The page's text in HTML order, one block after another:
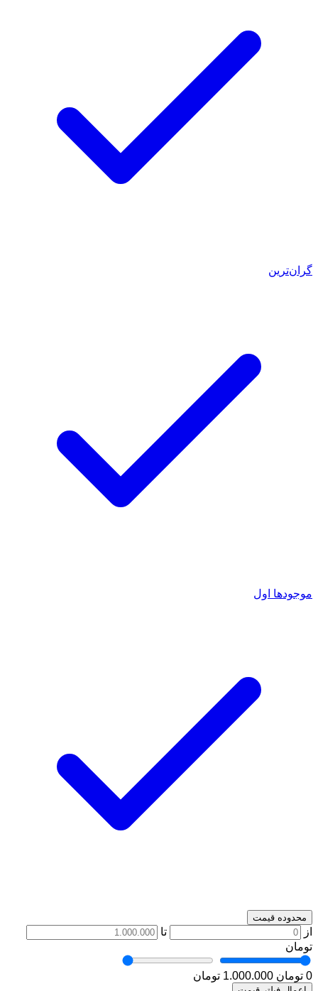
گران‌ترین
موجودها اول
محدوده قیمت
از
تا
تومان
0 تومان 1.000.000 تومان